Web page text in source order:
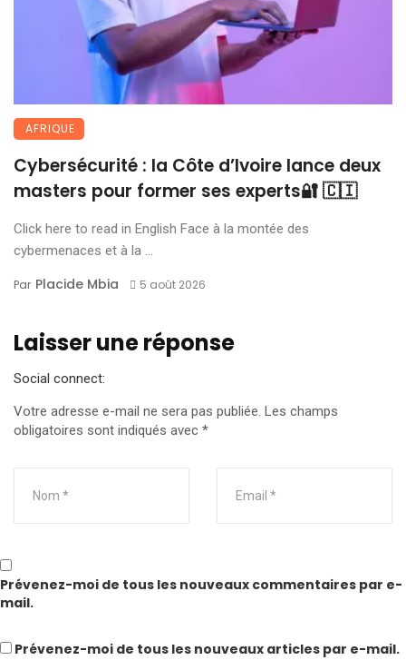
AFRIQUE
Cybersécurité : la Côte d’Ivoire lance deux
masters pour former ses experts🔐 🇨🇮
Click here to read in English Face à la montée des
cybermenaces et à la ...
Par Placide Mbia 5 août 2026
Laisser une réponse
Social connect:
Votre adresse e-mail ne sera pas publiée. Les champs
obligatoires sont indiqués avec *
Prévenez-moi de tous les nouveaux commentaires par e-
mail.
Prévenez-moi de tous les nouveaux articles par e-mail.